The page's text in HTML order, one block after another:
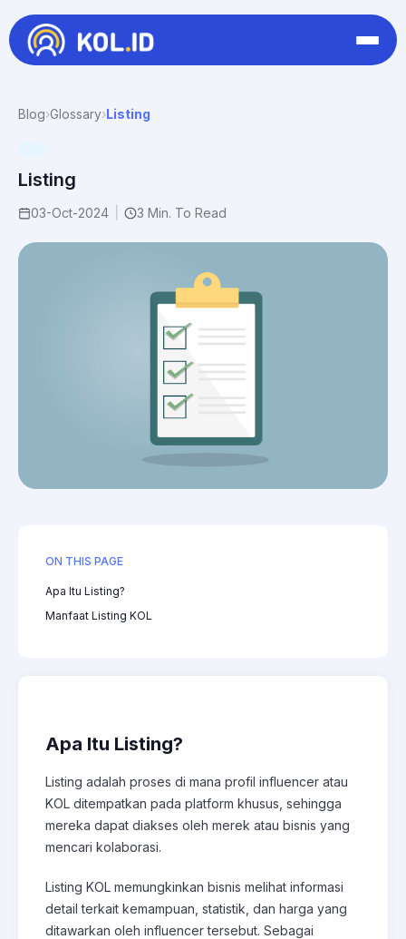
Blog›Glossary›Listing
Listing
03-Oct-2024 3 Min. To Read
ON THIS PAGE
Apa Itu Listing?
Manfaat Listing KOL
Apa Itu Listing?
Listing adalah proses di mana profil influencer atau
KOL ditempatkan pada platform khusus, sehingga
mereka dapat diakses oleh merek atau bisnis yang
mencari kolaborasi.
Listing KOL memungkinkan bisnis melihat informasi
detail terkait kemampuan, statistik, dan harga yang
ditawarkan oleh influencer tersebut. Sebagai